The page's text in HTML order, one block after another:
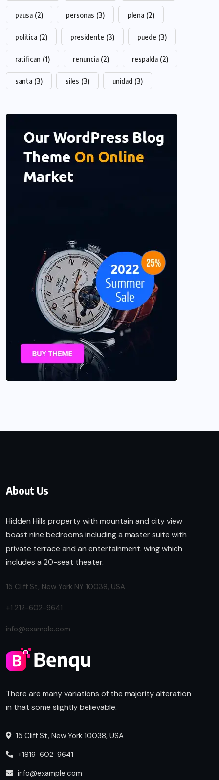
pausa (2) personas (3) plena (2)
politica (2) presidente (3) puede (3)
ratifican (1) renuncia (2) respalda (2)
santa (3) siles (3) unidad (3)
About Us
Hidden Hills property with mountain and city view
boast nine bedrooms including a master suite with
private terrace and an entertainment. wing which
includes a 20-seat theater.
15 Cliff St, New York NY 10038, USA
+1 212-602-9641
info@example.com
There are many variations of the majority alteration
in that some slightly believable.
15 Cliff St, New York 10038, USA
+1819-602-9641
info@example.com